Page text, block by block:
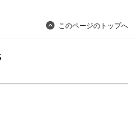
このページのトップへ